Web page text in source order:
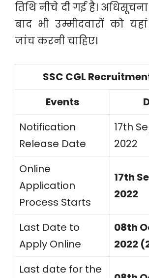
तिथि नीचे दी गई है।
बाद भी उम्मीदवारों को
जांच करनी चाहिए।
SSC CGL
Events
Notification
Release Date
17th
2022
Online
Application
Process Starts
17th
2022
Last Date to
Apply Online
08th
2022
Last date for the